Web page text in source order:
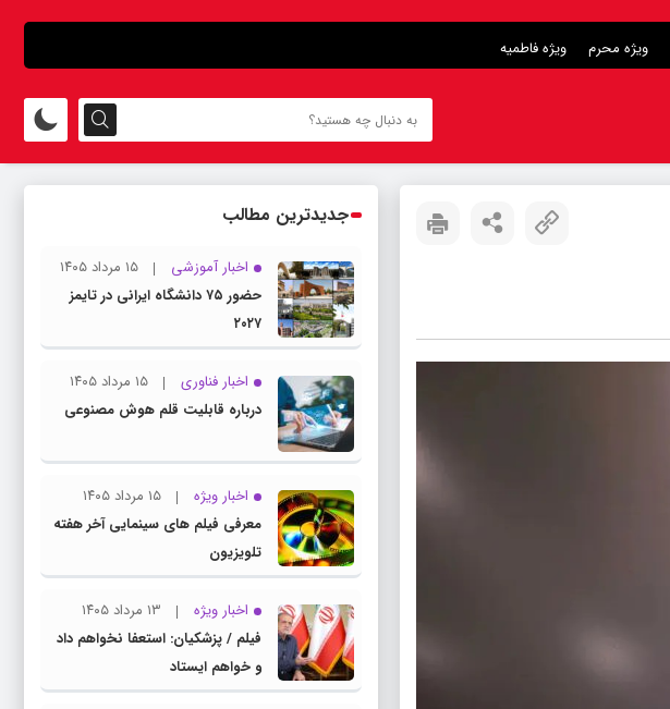
ویژه محرم ویژه فاطمیه
جدیدترین مطالب
اخبار آموزشی
۱۵ مرداد ۱۴۰۵
حضور ۷۵ دانشگاه ایرانی در تایمز
۲۰۲۷
اخبار فناوری
۱۵ مرداد ۱۴۰۵
درباره قابلیت قلم هوش مصنوعی
اخبار ویژه
۱۵ مرداد ۱۴۰۵
معرفی فیلم های سینمایی آخر هفته
تلویزیون
اخبار ویژه
۱۳ مرداد ۱۴۰۵
فیلم / پزشکیان: استعفا نخواهم داد
و خواهم ایستاد